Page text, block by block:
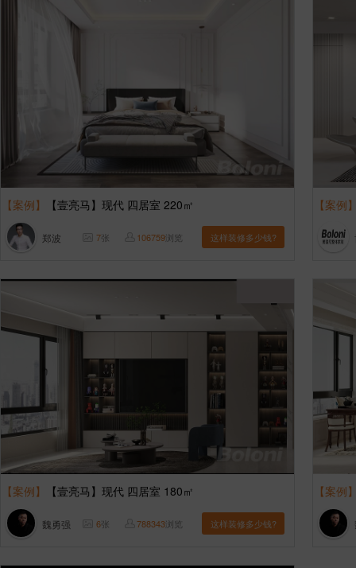
【案例】 【壹亮马】现代 四居室 220㎡
郑波 7张 106759浏览 这样装修多少钱?
【案例
【案例】 【壹亮马】现代 四居室 180㎡
魏勇强 6张 788343浏览 这样装修多少钱?
【案例